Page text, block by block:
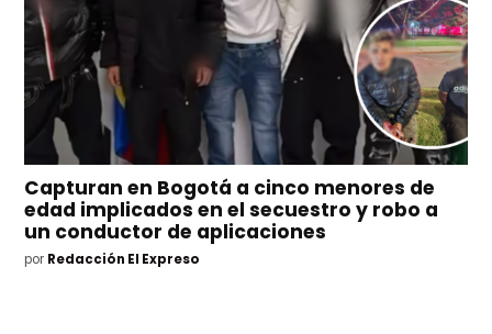
Capturan en Bogotá a cinco menores de
edad implicados en el secuestro y robo a
un conductor de aplicaciones
por Redacción El Expreso